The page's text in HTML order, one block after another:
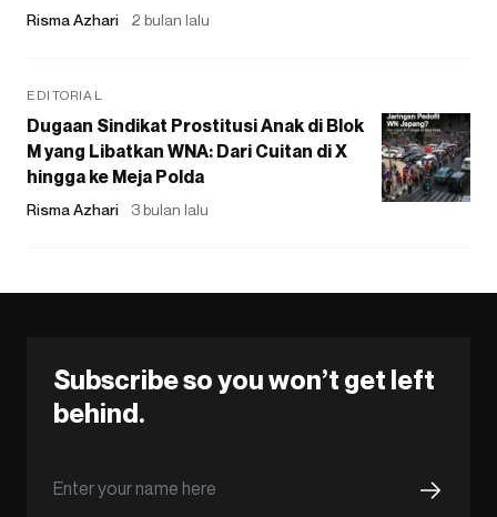
Risma Azhari 2 bulan lalu
EDITORIAL
Dugaan Sindikat Prostitusi Anak di Blok
M yang Libatkan WNA: Dari Cuitan di X
hingga ke Meja Polda
Risma Azhari 3 bulan lalu
Subscribe so you won’t get left
behind.